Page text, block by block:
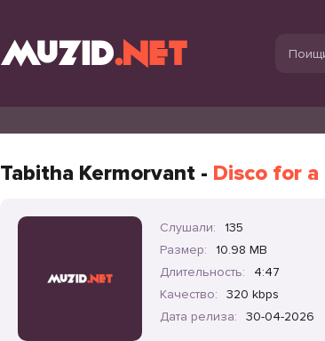
Tabitha Kermorvant - Disco for a
Слушали:
135
Размер:
10.98 MB
Длительность:
4:47
Качество:
320 kbps
Дата релиза:
30-04-2026